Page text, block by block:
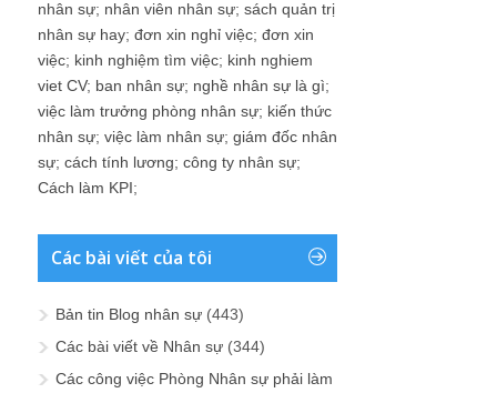
nhân sự; nhân viên nhân sự; sách quản trị
nhân sự hay; đơn xin nghỉ việc; đơn xin
việc; kinh nghiệm tìm việc; kinh nghiem
viet CV; ban nhân sự; nghề nhân sự là gì;
việc làm trưởng phòng nhân sự; kiến thức
nhân sự; việc làm nhân sự; giám đốc nhân
sự; cách tính lương; công ty nhân sự;
Cách làm KPI;
Các bài viết của tôi
Bản tin Blog nhân sự (443)
Các bài viết về Nhân sự (344)
Các công việc Phòng Nhân sự phải làm